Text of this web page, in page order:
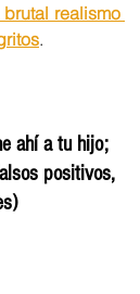
realismo
.
ahí a tu hijo;
positivos,